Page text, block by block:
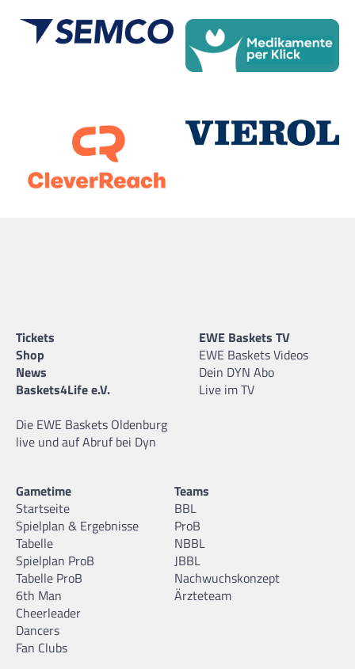
Tickets
Shop
News
Baskets4Life e.V.
Die EWE Baskets Oldenburg
live und auf Abruf bei Dyn
EWE Baskets TV
EWE Baskets Videos
Dein DYN Abo
Live im TV
Gametime
Startseite
Spielplan & Ergebnisse
Tabelle
Spielplan ProB
Tabelle ProB
6th Man
Cheerleader
Dancers
Fan Clubs
Teams
BBL
ProB
NBBL
JBBL
Nachwuchskonzept
Ärzteteam